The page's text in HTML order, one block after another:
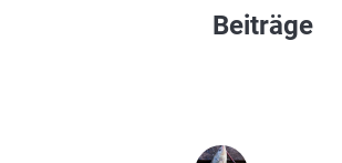
Beiträge